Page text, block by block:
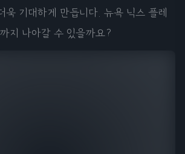
욱 기대하게 만듭니다. 뉴욕 닉스 플레
지 나아갈 수 있을까요?